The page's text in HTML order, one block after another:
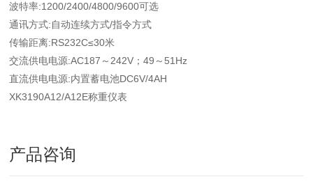
波特率:1200/2400/4800/9600可选
通讯方式:自动连续方式/指令方式
传输距离:RS232C≤30米
交流供电电源:AC187～242V；49～51Hz
直流供电电源:内置蓄电池DC6V/4AH
XK3190A12/A12E称重仪表
产品咨询